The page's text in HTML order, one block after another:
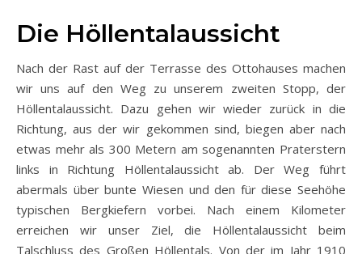
Die Höllentalaussicht
Nach der Rast auf der Terrasse des Ottohauses machen
wir uns auf den Weg zu unserem zweiten Stopp, der
Höllentalaussicht. Dazu gehen wir wieder zurück in die
Richtung, aus der wir gekommen sind, biegen aber nach
etwas mehr als 300 Metern am sogenannten Praterstern
links in Richtung Höllentalaussicht ab. Der Weg führt
abermals über bunte Wiesen und den für diese Seehöhe
typischen Bergkiefern vorbei. Nach einem Kilometer
erreichen wir unser Ziel, die Höllentalaussicht beim
Talschluss des Großen Höllentals. Von der im Jahr 1910